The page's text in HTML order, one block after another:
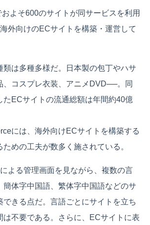
よそ600のサイトが同サービスを利用
外向けのECサイトを構築・運営して
類は多種多様だ。日本製の包丁やハサ
、コスプレ衣装、アニメDVD──。同
たECサイトの流通総額は年間約40億
には、海外向けECサイトを構築する
めの工夫が数多く施されている。
よる管理画面を見ながら、複数の言
簡体字中国語、繁体字中国語などのサ
できる点だ。言語ごとにサイトを立ち
は不要である。さらに、ECサイトに表